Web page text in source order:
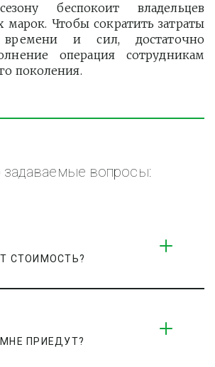
беспокоит владельцев
марок. Чтобы сократить затраты
времени и сил, достаточно
операция сотрудникам
поколения.
задаваемые вопросы:
СТОИМОСТЬ?
ПРИЕДУТ?